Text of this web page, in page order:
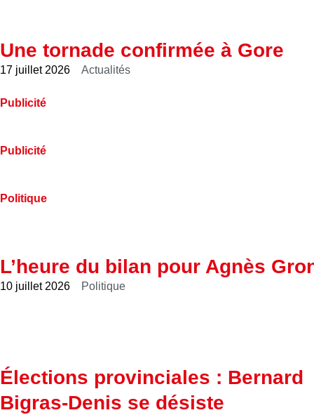
Une tornade confirmée à Gore
17 juillet 2026 Actualités
Publicité
Publicité
Politique
L’heure du bilan pour Agnès
10 juillet 2026 Politique
Élections provinciales : Bernard
Bigras-Denis se désiste